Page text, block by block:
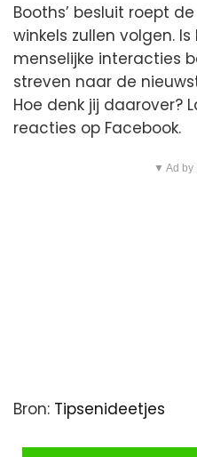
Booths’ besluit roept
winkels zullen volgen.
menselijke interacties
streven naar de
Hoe denk jij daarover?
reacties op Facebook.
▼ Ad by
Bron: Tipsenideetjes